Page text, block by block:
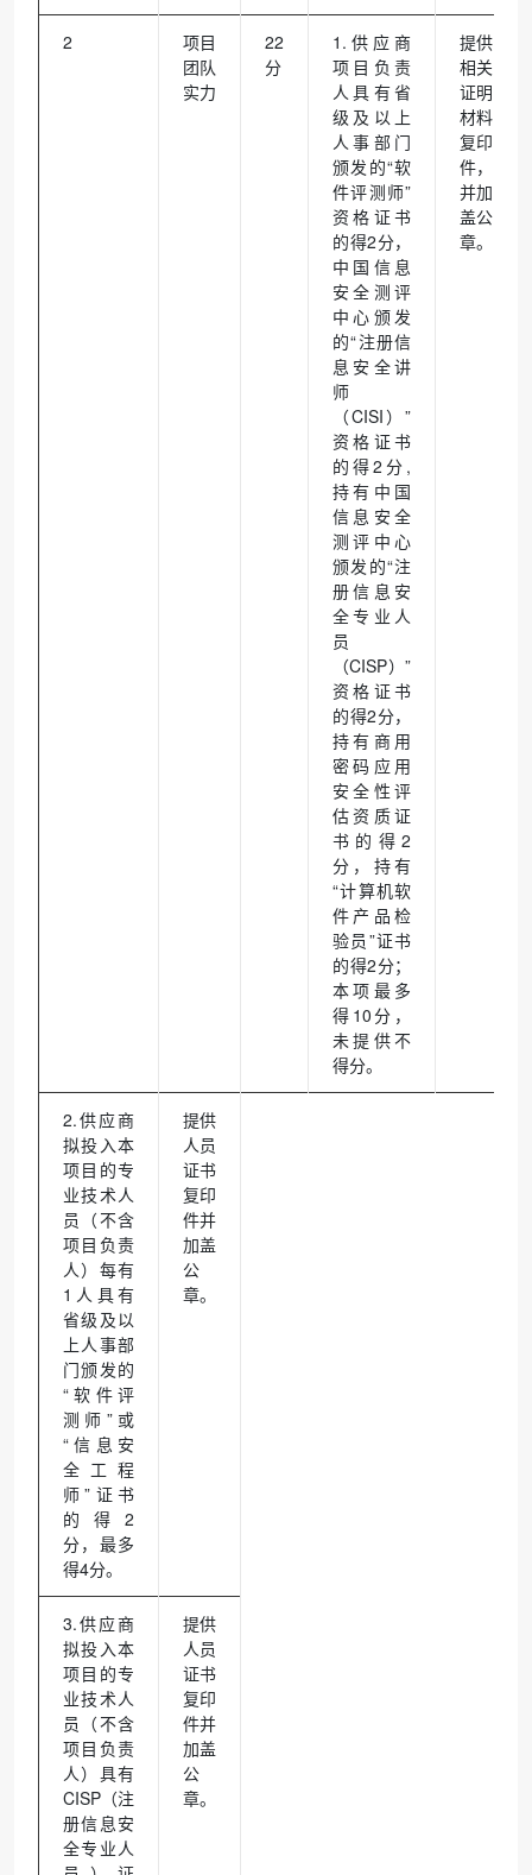
2
项目
团队
实力
22
分
1.供应商
项目负责
人具有省
级及以上
人事部门
颁发的“软
件评测师”
资格证书
的得2分，
中国信息
安全测评
中心颁发
的“注册信
息安全讲
师
（CISI）”
资格证书
的得2分,
持有中国
信息安全
测评中心
颁发的“注
册信息安
全专业人
员
（CISP）”
资格证书
的得2分，
持有商用
密码应用
安全性评
估资质证
书的得2
分，持有
“计算机软
件产品检
验员”证书
的得2分；
本项最多
得10分，
未提供不
得分。
提供
相关
证明
材料
复印
件，
并加
盖公
章。
2.供应商
拟投入本
项目的专
业技术人
员（不含
项目负责
人）每有
1人具有
省级及以
上人事部
门颁发的
“软件评
测师”或
“信息安
全工程
师”证书
的得2
分，最多
得4分。
提供
人员
证书
复印
件并
加盖
公
章。
3.供应商
拟投入本
项目的专
业技术人
员（不含
项目负责
人）具有
CISP（注
册信息安
全专业人
提供
人员
证书
复印
件并
加盖
公
章。